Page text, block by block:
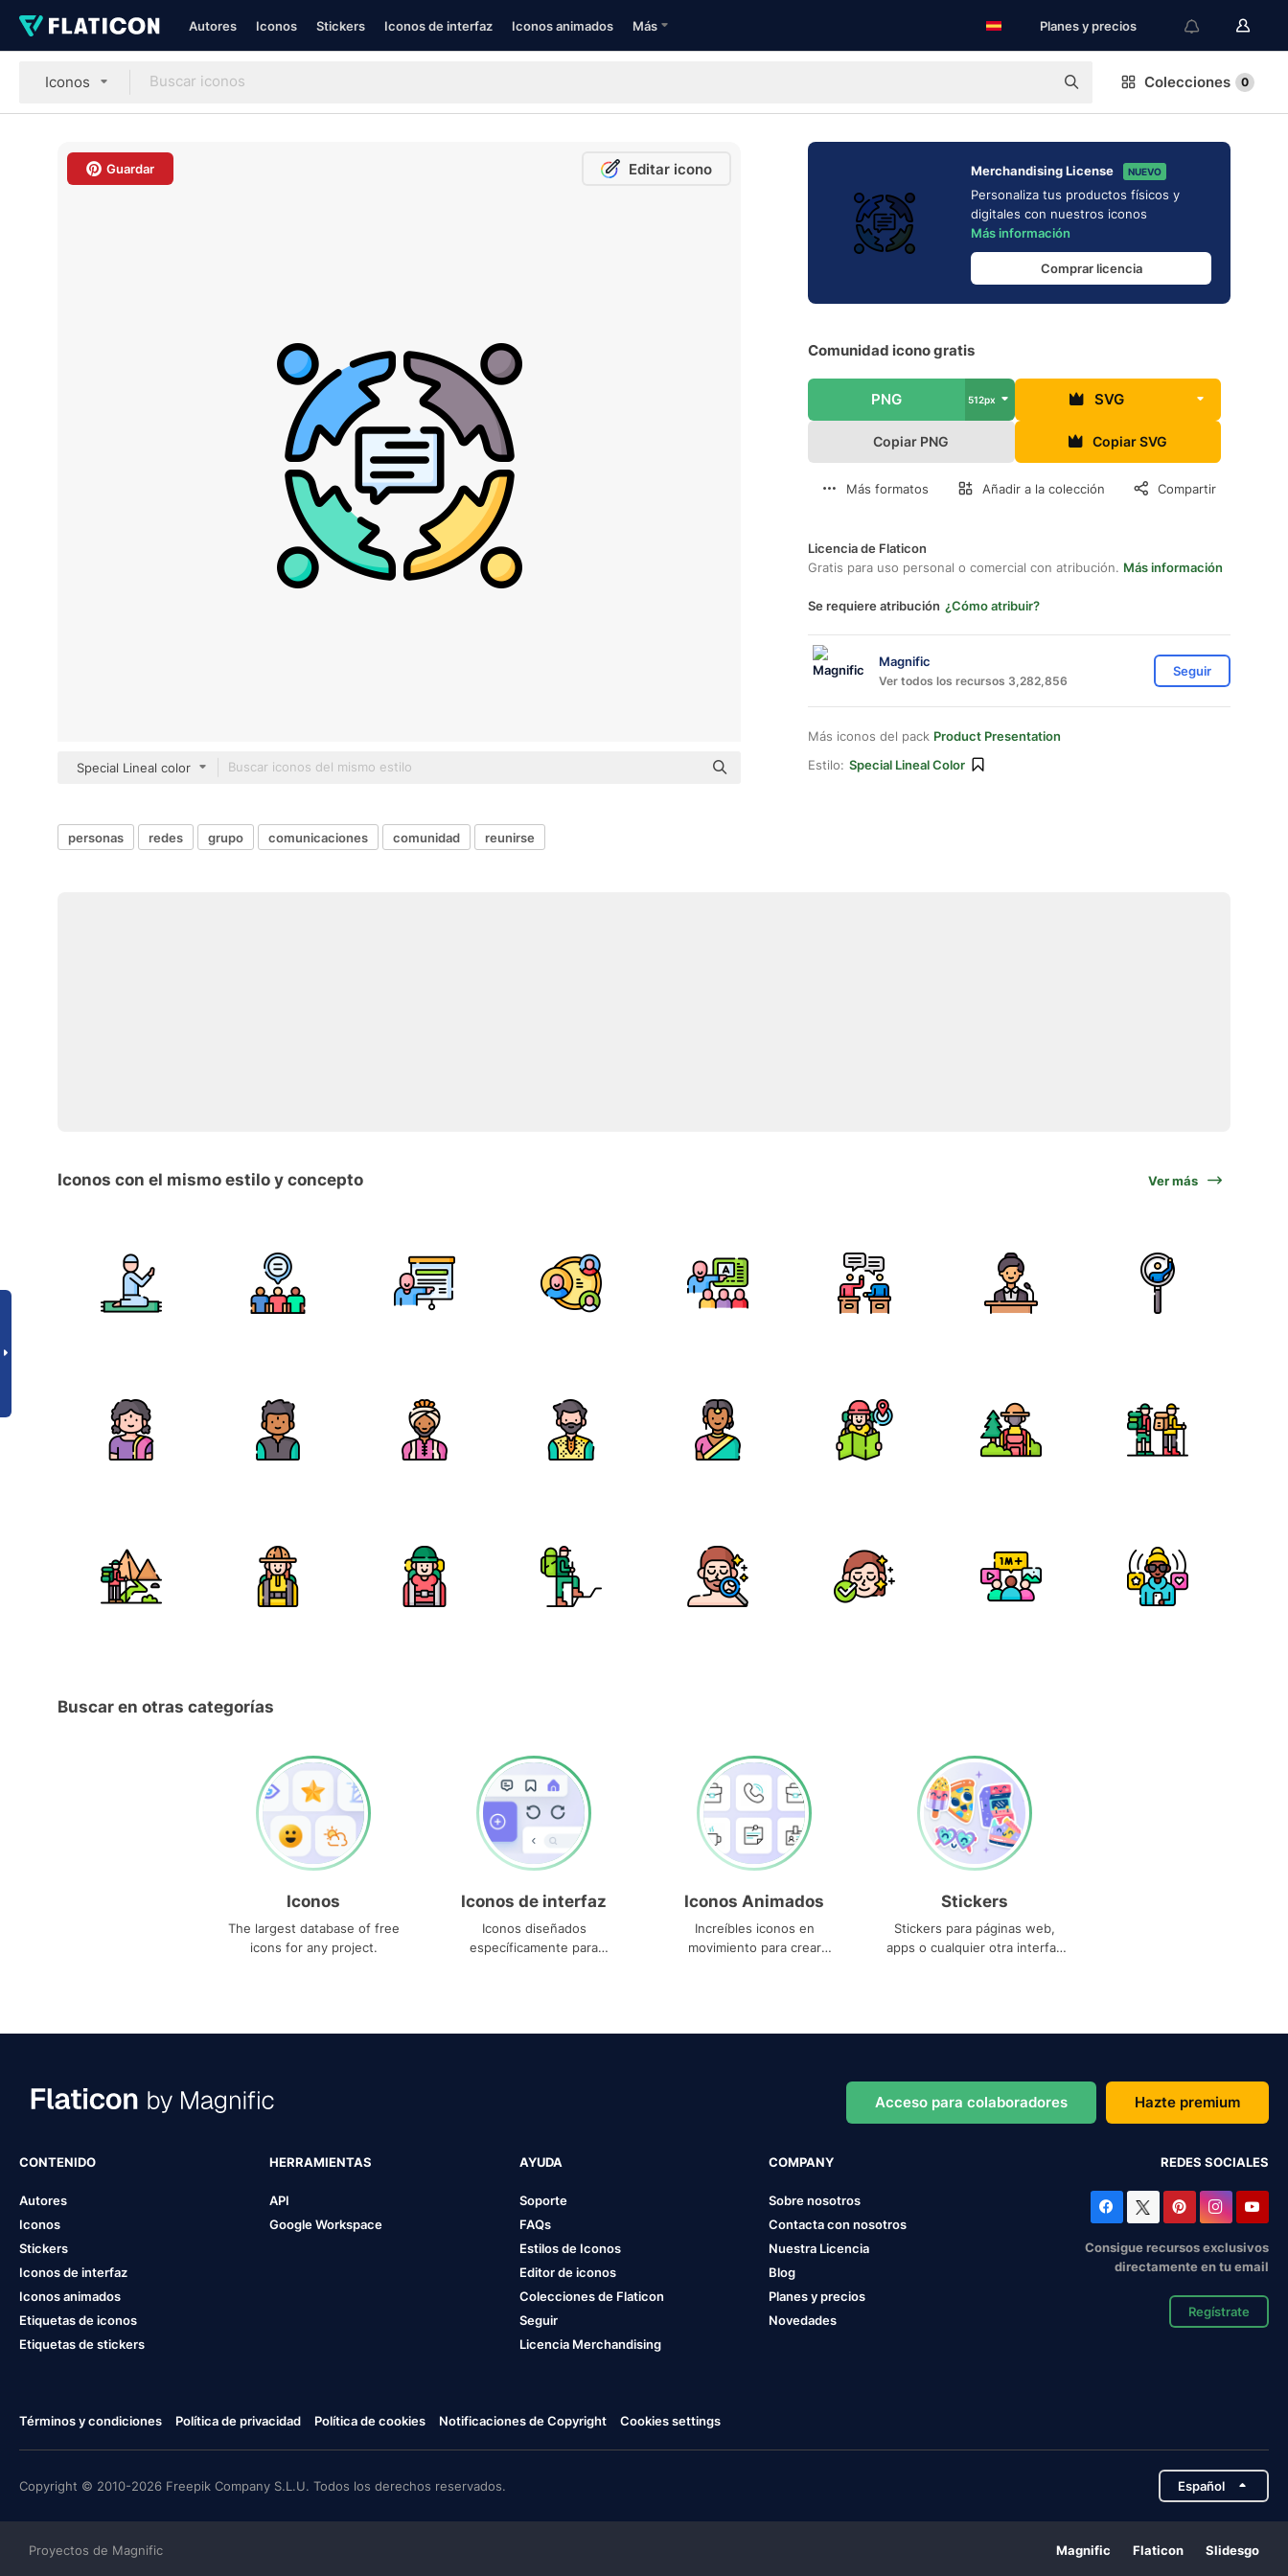
Autores Iconos Stickers Iconos de interfaz Iconos animados Más Planes y precios
Iconos Colecciones 0
Guardar Editar icono
Special Lineal color
Merchandising License NUEVO
Personaliza tus productos físicos y
digitales con nuestros iconos
Más información
Comprar licencia
Comunidad icono gratis
PNG 512px SVG
Copiar PNG Copiar SVG
Más formatos Añadir a la colección Compartir
Licencia de Flaticon
Gratis para uso personal o comercial con atribución. Más información
Se requiere atribución ¿Cómo atribuir?
Magnific
Ver todos los recursos 3,282,856
Seguir
Más iconos del pack Product Presentation
Estilo: Special Lineal Color
personas redes grupo comunicaciones comunidad reunirse
Iconos con el mismo estilo y concepto Ver más
Buscar en otras categorías
Iconos
The largest database of free
icons for any project.
Iconos de interfaz
Iconos diseñados
específicamente para
Iconos Animados
Increíbles iconos en
movimiento para crear
Stickers
Stickers para páginas web,
apps o cualquier otra interfaz
Acceso para colaboradores Hazte premium
CONTENIDO
Autores
Iconos
Stickers
Iconos de interfaz
Iconos animados
Etiquetas de iconos
Etiquetas de stickers
HERRAMIENTAS
API
Google Workspace
AYUDA
Soporte
FAQs
Estilos de Iconos
Editor de iconos
Colecciones de Flaticon
Seguir
Licencia Merchandising
COMPANY
Sobre nosotros
Contacta con nosotros
Nuestra Licencia
Blog
Planes y precios
Novedades
REDES SOCIALES
Consigue recursos exclusivos
directamente en tu email
Regístrate
Términos y condiciones Política de privacidad Política de cookies Notificaciones de Copyright Cookies settings
Copyright © 2010-2026 Freepik Company S.L.U. Todos los derechos reservados. Español
Proyectos de Magnific Magnific Flaticon Slidesgo